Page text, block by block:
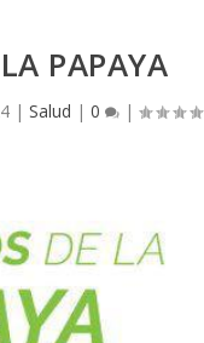
PAPAYA
| Salud | 0 |